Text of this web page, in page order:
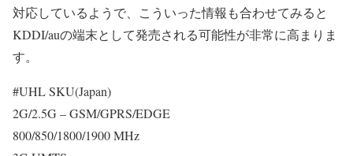
対応しているようで、こういった情報も合わせてみると
KDDI/auの端末として発売される可能性が非常に高まりま
す。
#UHL SKU(Japan)
2G/2.5G – GSM/GPRS/EDGE
800/850/1800/1900 MHz